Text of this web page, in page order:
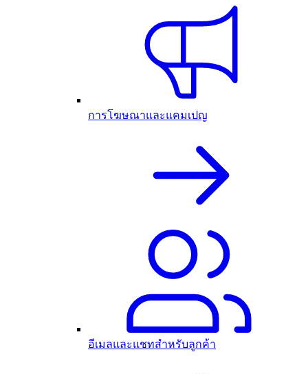
การโฆษณาและแคมเปญ
อีเมลและแชทสำหรับลูกค้า